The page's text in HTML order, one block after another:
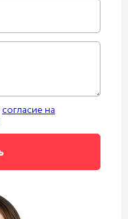
согласие на